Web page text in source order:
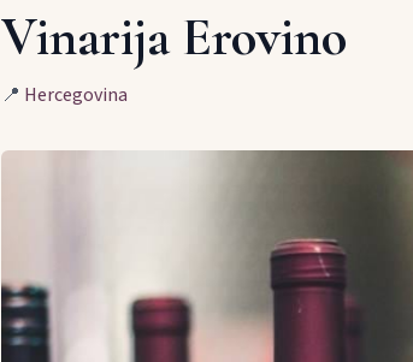
Vinarija Erovino
📍 Hercegovina